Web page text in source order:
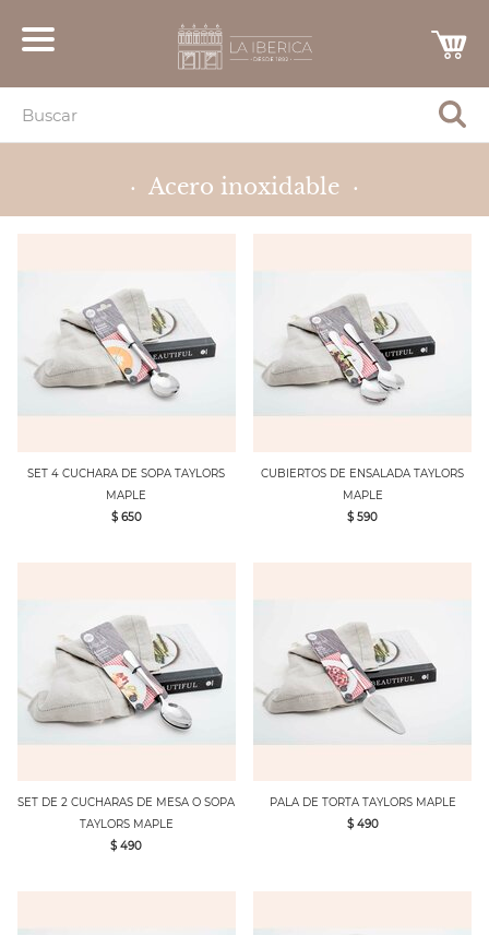
· Acero inoxidable ·
SET 4 CUCHARA DE SOPA TAYLORS
MAPLE
$ 650
CUBIERTOS DE ENSALADA TAYLORS
MAPLE
$ 590
SET DE 2 CUCHARAS DE MESA O SOPA
TAYLORS MAPLE
$ 490
PALA DE TORTA TAYLORS MAPLE
$ 490